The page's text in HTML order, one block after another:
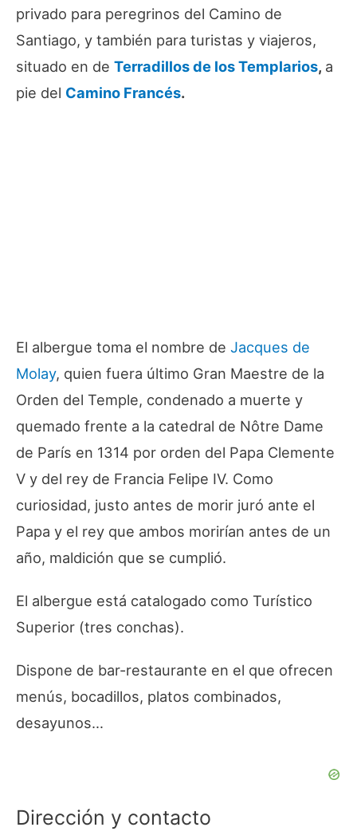
privado para peregrinos del Camino de
Santiago, y también para turistas y viajeros,
situado en de Terradillos de los Templarios, a
pie del Camino Francés.
El albergue toma el nombre de Jacques de
Molay, quien fuera último Gran Maestre de la
Orden del Temple, condenado a muerte y
quemado frente a la catedral de Nôtre Dame
de París en 1314 por orden del Papa Clemente
V y del rey de Francia Felipe IV. Como
curiosidad, justo antes de morir juró ante el
Papa y el rey que ambos morirían antes de un
año, maldición que se cumplió.
El albergue está catalogado como Turístico
Superior (tres conchas).
Dispone de bar-restaurante en el que ofrecen
menús, bocadillos, platos combinados,
desayunos…
Dirección y contacto